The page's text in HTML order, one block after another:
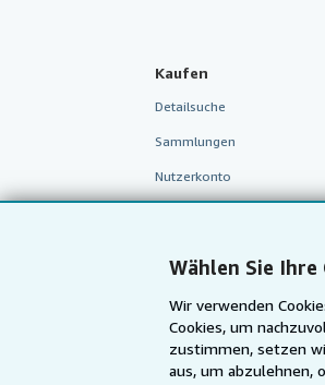
Wählen Sie
Wir verwenden
Cookies, um
zustimmen, setzen
aus, um abzulehnen,
Kaufen
Detailsuche
Sammlungen
Nutzerkonto